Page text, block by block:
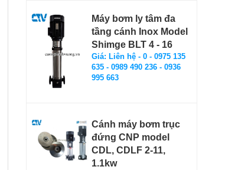
Máy bơm ly tâm đa
tầng cánh Inox Model
Shimge BLT 4 - 16
Giá: Liên hệ - 0 - 0975 135
635 - 0989 490 236 - 0936
995 663
Cánh máy bơm trục
đứng CNP model
CDL, CDLF 2-11,
1.1kw